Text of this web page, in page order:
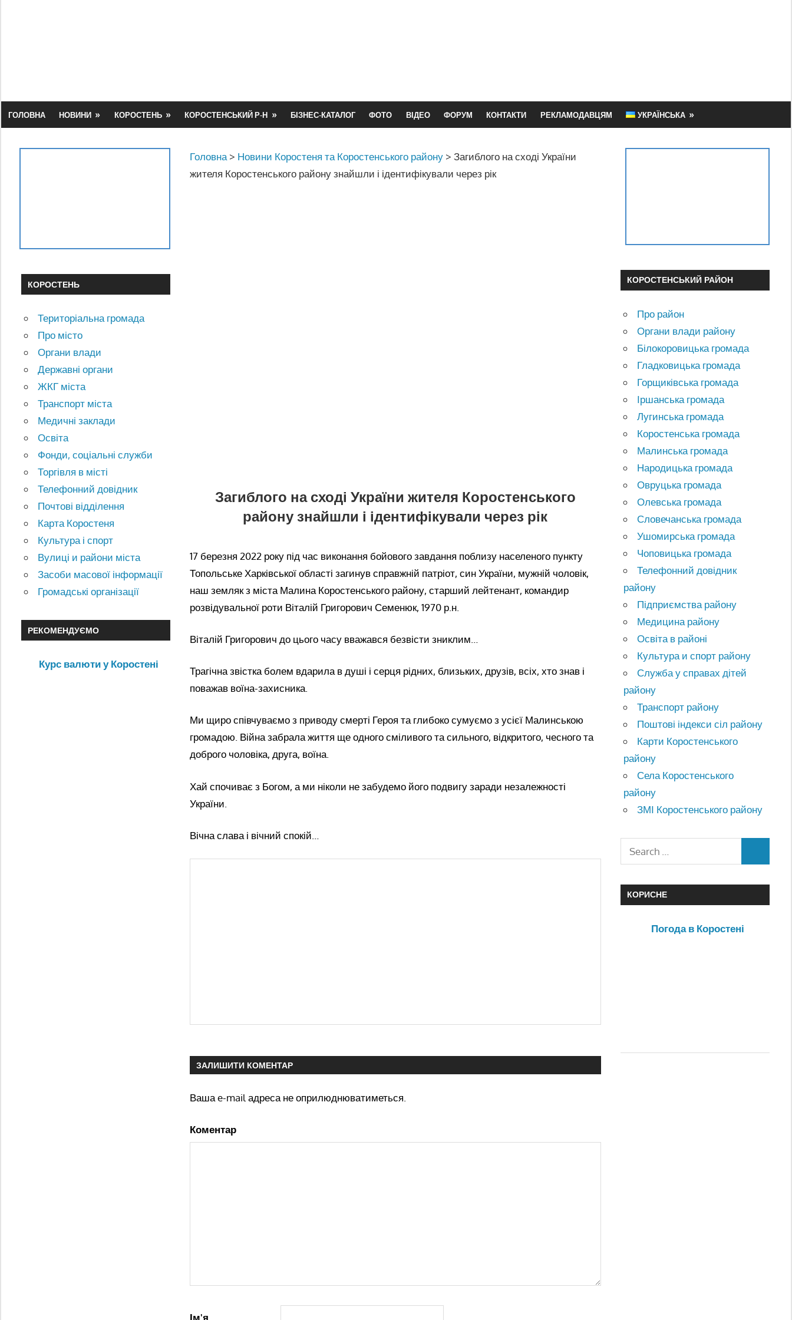
ГОЛОВНА НОВИНИ КОРОСТЕНЬ КОРОСТЕНСЬКИЙ Р-Н БІЗНЕС-КАТАЛОГ ФОТО ВІДЕО ФОРУМ КОНТАКТИ РЕКЛАМОДАВЦЯМ УКРАЇНСЬКА
Головна > Новини Коростеня та Коростенського району > Загиблого на сході України
жителя Коростенського району знайшли і ідентифікували через рік
Загиблого на сході України жителя Коростенського
району знайшли і ідентифікували через рік
17 березня 2022 року під час виконання бойового завдання поблизу населеного пункту
Топольське Харківської області загинув справжній патріот, син України, мужній чоловік,
наш земляк з міста Малина Коростенського району, старший лейтенант, командир
розвідувальної роти Віталій Григорович Семенюк, 1970 р.н.
Віталій Григорович до цього часу вважався безвісти зниклим…
Трагічна звістка болем вдарила в душі і серця рідних, близьких, друзів, всіх, хто знав і
поважав воїна-захисника.
Ми щиро співчуваємо з приводу смерті Героя та глибоко сумуємо з усієї Малинською
громадою. Війна забрала життя ще одного сміливого та сильного, відкритого, чесного та
доброго чоловіка, друга, воїна.
Хай спочиває з Богом, а ми ніколи не забудемо його подвигу заради незалежності
України.
Вічна слава і вічний спокій…
ЗАЛИШИТИ КОМЕНТАР
Ваша e-mail адреса не оприлюднюватиметься.
Коментар
Ім'я
КОРОСТЕНЬ
Територіальна громада
Про місто
Органи влади
Державні органи
ЖКГ міста
Транспорт міста
Медичні заклади
Освіта
Фонди, соціальні служби
Торгівля в місті
Телефонний довідник
Почтові відділення
Карта Коростеня
Культура і спорт
Вулиці и райони міста
Засоби масової інформації
Громадські організації
РЕКОМЕНДУЄМО
Курс валюти у Коростені
КОРОСТЕНСЬКИЙ РАЙОН
Про район
Органи влади району
Білокоровицька громада
Гладковицька громада
Горщиківська громада
Іршанська громада
Лугинська громада
Коростенська громада
Малинська громада
Народицька громада
Овруцька громада
Олевська громада
Словечанська громада
Ушомирська громада
Чоповицька громада
Телефонний довідник
району
Підприємства району
Медицина району
Освіта в районі
Культура и спорт району
Служба у справах дітей
району
Транспорт району
Поштові індекси сіл району
Карти Коростенського
району
Села Коростенського
району
ЗМІ Коростенського району
КОРИСНЕ
Погода в Коростені